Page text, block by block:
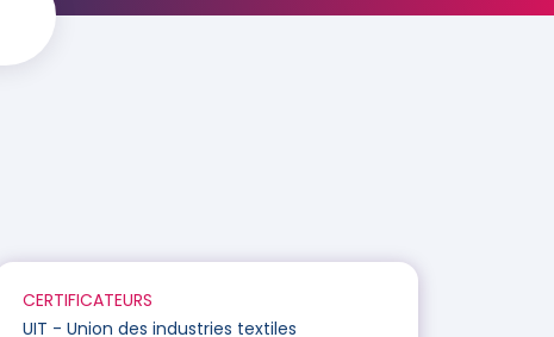
CERTIFICATEURS
UIT - Union des industries textiles